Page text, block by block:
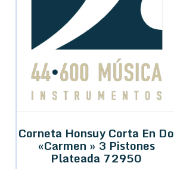
Corneta Honsuy Corta En Do
«Carmen » 3 Pistones
Plateada 72950